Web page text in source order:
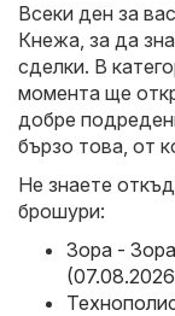
Всеки ден за
Кнежа, за да
сделки. В
момента ще
добре
бързо това, от
Не знаете
брошури:
Зора -